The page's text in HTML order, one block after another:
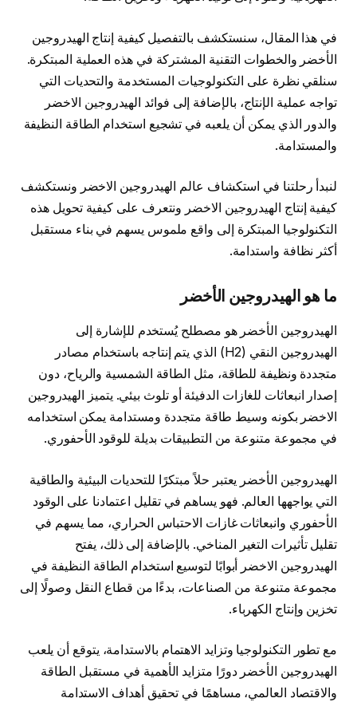
في هذا المقال، سنستكشف بالتفصيل كيفية إنتاج الهيدروجين
الأخضر والخطوات التقنية المشتركة في هذه العملية المبتكرة.
سنلقي نظرة على التكنولوجيات المستخدمة والتحديات التي
تواجه عملية الإنتاج، بالإضافة إلى فوائد الهيدروجين الاخضر
والدور الذي يمكن أن يلعبه في تشجيع استخدام الطاقة النظيفة
والمستدامة.
لنبدأ رحلتنا في استكشاف عالم الهيدروجين الاخضر ونستكشف
كيفية إنتاج الهيدروجين الاخضر ونتعرف على كيفية تحويل هذه
التكنولوجيا المبتكرة إلى واقع ملموس يسهم في بناء مستقبل
أكثر نظافة واستدامة.
ما هو الهيدروجين الأخضر
الهيدروجين الأخضر هو مصطلح يُستخدم للإشارة إلى
الهيدروجين النقي (H2) الذي يتم إنتاجه باستخدام مصادر
متجددة ونظيفة للطاقة، مثل الطاقة الشمسية والرياح، دون
إصدار انبعاثات للغازات الدفيئة أو تلوث بيئي. يتميز الهيدروجين
الاخضر بكونه وسيط طاقة متجددة ومستدامة يمكن استخدامه
في مجموعة متنوعة من التطبيقات بديلة للوقود الأحفوري.
الهيدروجين الأخضر يعتبر حلاً مبتكرًا للتحديات البيئية والطاقية
التي يواجهها العالم. فهو يساهم في تقليل اعتمادنا على الوقود
الأحفوري وانبعاثات غازات الاحتباس الحراري، مما يسهم في
تقليل تأثيرات التغير المناخي. بالإضافة إلى ذلك، يفتح
الهيدروجين الاخضر أبوابًا لتوسيع استخدام الطاقة النظيفة في
مجموعة متنوعة من الصناعات، بدءًا من قطاع النقل وصولًا إلى
تخزين وإنتاج الكهرباء.
مع تطور التكنولوجيا وتزايد الاهتمام بالاستدامة، يتوقع أن يلعب
الهيدروجين الأخضر دورًا متزايد الأهمية في مستقبل الطاقة
والاقتصاد العالمي، مساهمًا في تحقيق أهداف الاستدامة